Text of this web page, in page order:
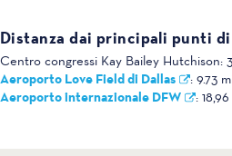
Distanza dai principali punti
Centro congressi Kay Bailey Hutchison:
Aeroporto Love Field di Dallas : 9.73
Aeroporto internazionale DFW :